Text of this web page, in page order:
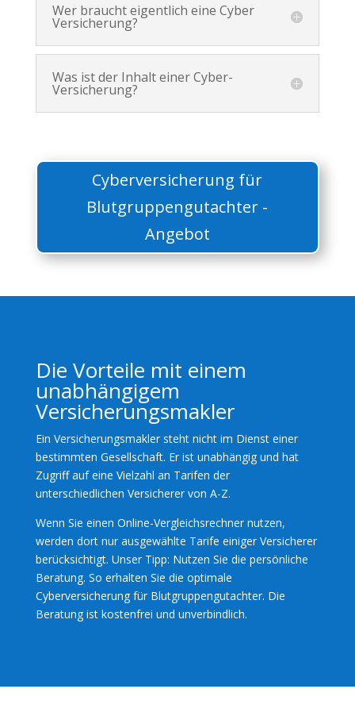
Wer braucht eigentlich eine Cyber
Versicherung?
Was ist der Inhalt einer Cyber-
Versicherung?
Cyberversicherung für
Blutgruppengutachter -
Angebot
Die Vorteile mit einem
unabhängigem
Versicherungsmakler
Ein Versicherungsmakler steht nicht im Dienst einer
bestimmten Gesellschaft. Er ist unabhängig und hat
Zugriff auf eine Vielzahl an Tarifen der
unterschiedlichen Versicherer von A-Z.
Wenn Sie einen Online-Vergleichsrechner nutzen,
werden dort nur ausgewählte Tarife einiger Versicherer
berücksichtigt. Unser Tipp: Nutzen Sie die persönliche
Beratung. So erhalten Sie die optimale
Cyberversicherung für Blutgruppengutachter. Die
Beratung ist kostenfrei und unverbindlich.